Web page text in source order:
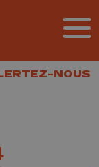
NOUS
NOUS